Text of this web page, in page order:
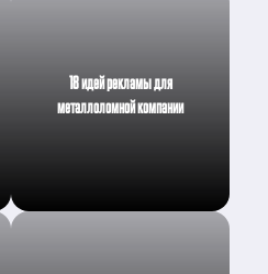
18 идей рекламы для
металлоломной компании